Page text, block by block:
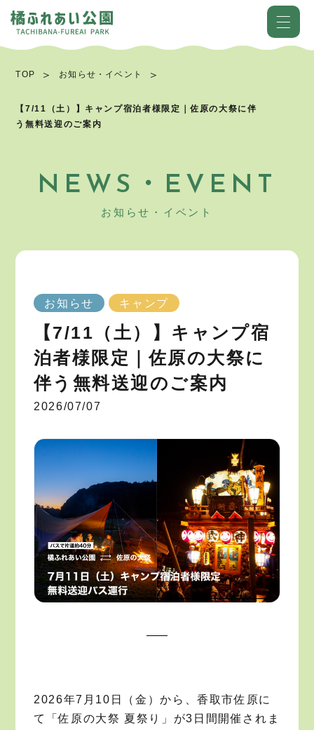
TOP お知らせ・イベント
【7/11（土）】キャンプ宿泊者様限定｜佐原の大祭に伴
う無料送迎のご案内
NEWS・EVENT
お知らせ・イベント
お知らせ キャンプ
【7/11（土）】キャンプ宿
泊者様限定｜佐原の大祭に
伴う無料送迎のご案内
2026/07/07
2026年7月10日（金）から、香取市佐原に
て「佐原の大祭 夏祭り」が3日間開催されま